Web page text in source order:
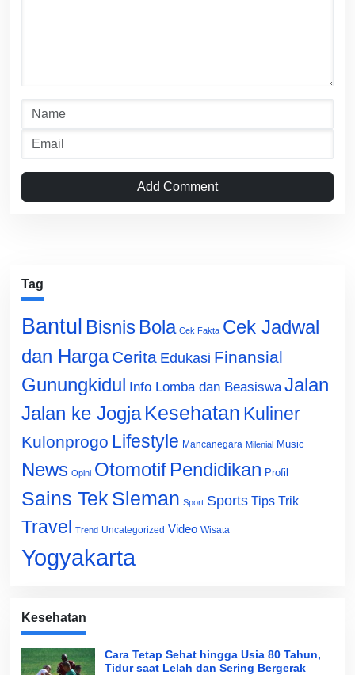
Add Comment
Tag
Bantul Bisnis Bola Cek Fakta Cek Jadwal
dan Harga Cerita Edukasi Finansial
Gunungkidul Info Lomba dan Beasiswa Jalan
Jalan ke Jogja Kesehatan Kuliner
Kulonprogo Lifestyle Mancanegara Milenial Music
News Opini Otomotif Pendidikan Profil
Sains Tek Sleman Sport Sports Tips Trik
Travel Trend Uncategorized Video Wisata
Yogyakarta
Kesehatan
Cara Tetap Sehat hingga Usia 80 Tahun,
Tidur saat Lelah dan Sering Bergerak